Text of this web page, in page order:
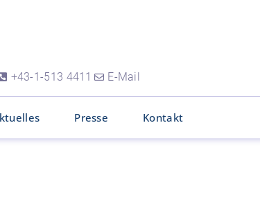
+43-1-513 4411 E-Mail
Presse Kontakt